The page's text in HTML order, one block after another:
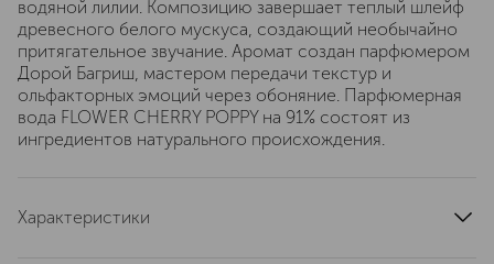
водяной лилии. Композицию завершает теплый шлейф
древесного белого мускуса, создающий необычайно
притягательное звучание. Аромат создан парфюмером
Дорой Багриш, мастером передачи текстур и
ольфакторных эмоций через обоняние. Парфюмерная
вода FLOWER CHERRY POPPY на 91% состоят из
ингредиентов натурального происхождения.
Характеристики